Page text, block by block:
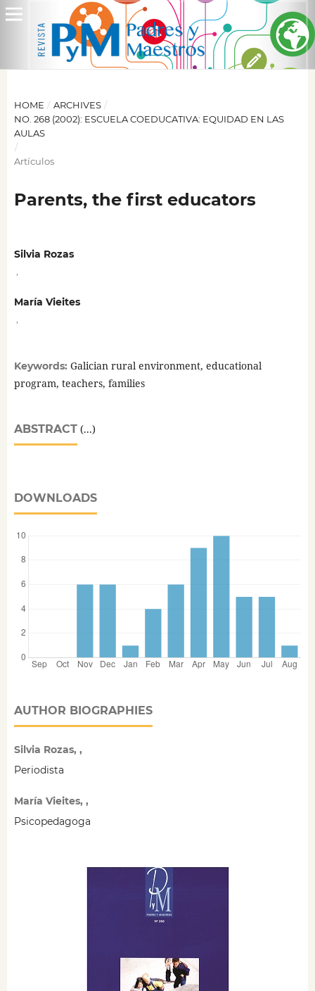
HOME / ARCHIVES /
NO. 268 (2002): ESCUELA COEDUCATIVA: EQUIDAD EN LAS
AULAS
/
Artículos
Parents, the first educators
Silvia Rozas
María Vieites
Keywords: Galician rural environment, educational
program, teachers, families
ABSTRACT(...)
DOWNLOADS
AUTHOR BIOGRAPHIES
Silvia Rozas, ,
Periodista
María Vieites, ,
Psicopedagoga